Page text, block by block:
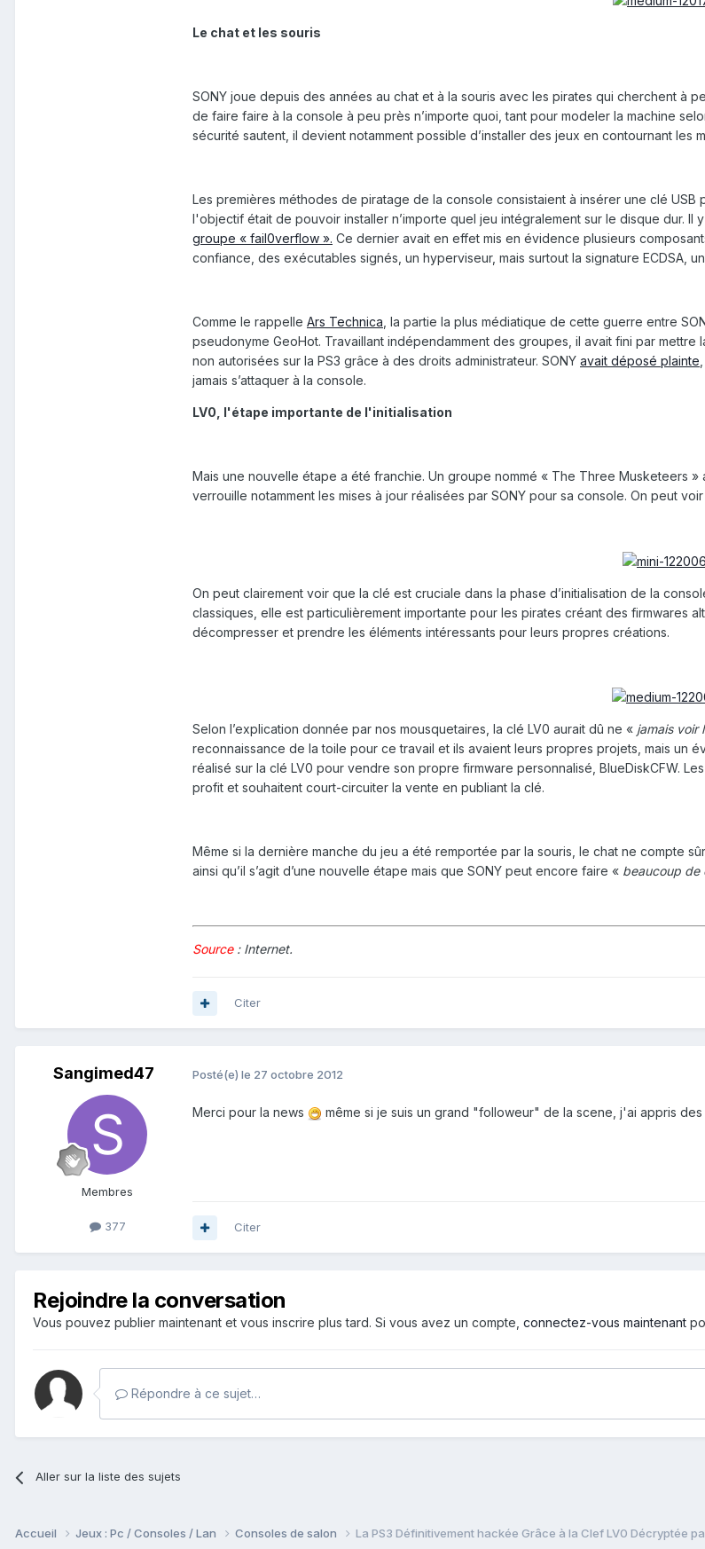
Le chat et les souris
SONY joue depuis des années au chat et à la souris avec les pirates qui cherchent à
de faire faire à la console à peu près n’importe quoi, tant pour modeler la machine
sécurité sautent, il devient notamment possible d’installer des jeux en contournant les
Les premières méthodes de piratage de la console consistaient à insérer une clé
l'objectif était de pouvoir installer n’importe quel jeu intégralement sur le disque dur.
groupe « fail0verflow ». Ce dernier avait en effet mis en évidence plusieurs
confiance, des exécutables signés, un hyperviseur, mais surtout la signature ECDSA,
Comme le rappelle Ars Technica , la partie la plus médiatique de cette guerre entre
pseudonyme GeoHot. Travaillant indépendamment des groupes, il avait fini par
non autorisées sur la PS3 grâce à des droits administrateur. SONY avait déposé plainte
jamais s’attaquer à la console.
LV0, l'étape importante de l'initialisation
Mais une nouvelle étape a été franchie. Un groupe nommé « The Three Musketeers
verrouille notamment les mises à jour réalisées par SONY pour sa console. On peut
On peut clairement voir que la clé est cruciale dans la phase d’initialisation de la
classiques, elle est particulièrement importante pour les pirates créant des firmwares
décompresser et prendre les éléments intéressants pour leurs propres créations.
Selon l’explication donnée par nos mousquetaires, la clé LV0 aurait dû ne « jamais voir
reconnaissance de la toile pour ce travail et ils avaient leurs propres projets, mais un
réalisé sur la clé LV0 pour vendre son propre firmware personnalisé, BlueDiskCFW.
profit et souhaitent court-circuiter la vente en publiant la clé.
Même si la dernière manche du jeu a été remportée par la souris, le chat ne compte
ainsi qu’il s’agit d’une nouvelle étape mais que SONY peut encore faire « beaucoup de
Source: Internet.
Citer
Sangimed47
Membres
377
Posté(e) le 27 octobre 2012
Merci pour la news même si je suis un grand "followeur" de la scene, j'ai appris
Citer
Rejoindre la conversation
Vous pouvez publier maintenant et vous inscrire plus tard. Si vous avez un compte, connectez-vous maintenant
Répondre à ce sujet…
Aller sur la liste des sujets
Accueil Jeux : Pc / Consoles / Lan Consoles de salon La PS3 Définitivement hackée Grâce à la Clef LV0 Décryptée